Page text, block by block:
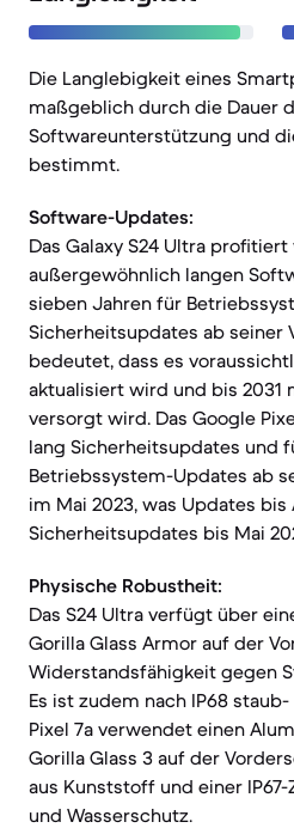
Die Langlebigkeit eines
maßgeblich durch die Dauer
Softwareunterstützung und
bestimmt.
Software-Updates:
Das Galaxy S24 Ultra
außergewöhnlich langen
sieben Jahren für
Sicherheitsupdates ab seiner
bedeutet, dass es
aktualisiert wird und bis 2031
versorgt wird. Das Google
lang Sicherheitsupdates und
Betriebssystem-Updates ab
im Mai 2023, was Updates bis
Sicherheitsupdates bis Mai
Physische Robustheit:
Das S24 Ultra verfügt über
Gorilla Glass Armor auf der
Widerstandsfähigkeit gegen
Es ist zudem nach IP68
Pixel 7a verwendet einen
Gorilla Glass 3 auf der
aus Kunststoff und einer
und Wasserschutz.